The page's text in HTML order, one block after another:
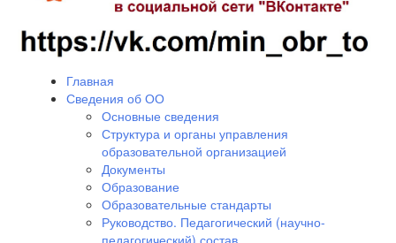
Главная
Сведения об ОО
Основные сведения
Структура и органы управления
образовательной организацией
Документы
Образование
Образовательные стандарты
Руководство. Педагогический (научно-
педагогический) состав